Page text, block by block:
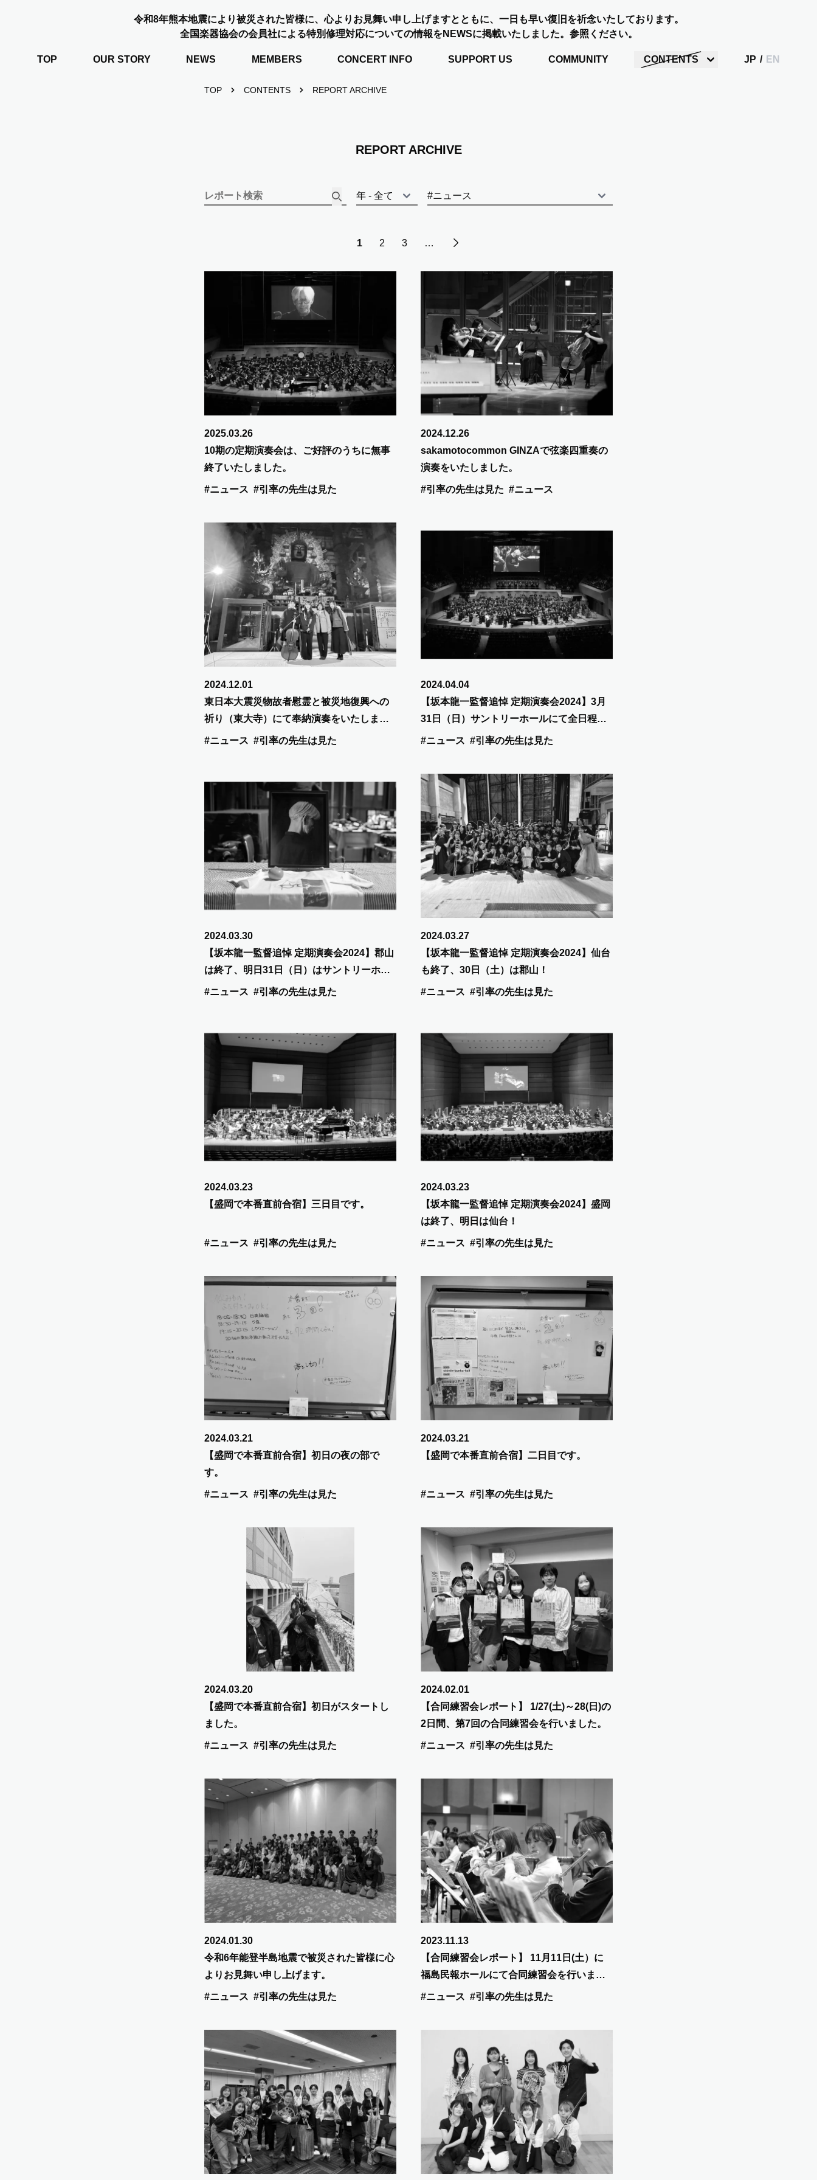
令和8年熊本地震により被災された皆様に、心よりお見舞い申し上げますとともに、一日も早い復旧を祈念いたしております。
全国楽器協会の会員社による特別修理対応についての情報をNEWSに掲載いたしました。参照ください。
TOP OUR STORY NEWS MEMBERS CONCERT INFO SUPPORT US COMMUNITY CONTENTS JP / EN
TOP CONTENTS REPORT ARCHIVE
REPORT ARCHIVE
1 2 3 … Next
2025.03.26
10期の定期演奏会は、ご好評のうちに無事
終了いたしました。
#ニュース #引率の先生は見た
2024.12.26
sakamotocommon GINZAで弦楽四重奏の
演奏をいたしました。
#引率の先生は見た #ニュース
2024.12.01
東日本大震災物故者慰霊と被災地復興への
祈り（東大寺）にて奉納演奏をいたしまし
た。
#ニュース #引率の先生は見た
2024.04.04
【坂本龍一監督追悼 定期演奏会2024】3月
31日（日）サントリーホールにて全日程終
了いたしました。
#ニュース #引率の先生は見た
2024.03.30
【坂本龍一監督追悼 定期演奏会2024】郡山
は終了、明日31日（日）はサントリーホー
ル！
#ニュース #引率の先生は見た
2024.03.27
【坂本龍一監督追悼 定期演奏会2024】仙台
も終了、30日（土）は郡山！
#ニュース #引率の先生は見た
2024.03.23
【盛岡で本番直前合宿】三日目です。
#ニュース #引率の先生は見た
2024.03.23
【坂本龍一監督追悼 定期演奏会2024】盛岡
は終了、明日は仙台！
#ニュース #引率の先生は見た
2024.03.21
【盛岡で本番直前合宿】初日の夜の部で
す。
#ニュース #引率の先生は見た
2024.03.21
【盛岡で本番直前合宿】二日目です。
#ニュース #引率の先生は見た
2024.03.20
【盛岡で本番直前合宿】初日がスタートし
ました。
#ニュース #引率の先生は見た
2024.02.01
【合同練習会レポート】 1/27(土)～28(日)の
2日間、第7回の合同練習会を行いました。
#ニュース #引率の先生は見た
2024.01.30
令和6年能登半島地震で被災された皆様に心
よりお見舞い申し上げます。
#ニュース #引率の先生は見た
2023.11.13
【合同練習会レポート】 11月11日(土）に
福島民報ホールにて合同練習会を行いまし
た。 新たな楽譜が配られ、たくさんの坂本
#ニュース #引率の先生は見た